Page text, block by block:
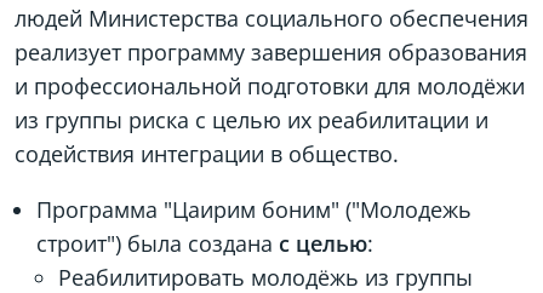
людей Министерства социального обеспечения
реализует программу завершения образования
и профессиональной подготовки для молодёжи
из группы риска с целью их реабилитации и
содействия интеграции в общество.
Программа "Цаирим боним" ("Молодежь
строит") была создана с целью:
Реабилитировать молодёжь из группы